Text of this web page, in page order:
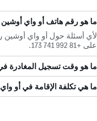
ما هو رقم هاتف أو واي
لأي أسئلة حول أو واي أوشين
على +81 992 741 173.
ما هو وقت تسجيل المغادرة
ما هي تكلفة الإقامة في أو